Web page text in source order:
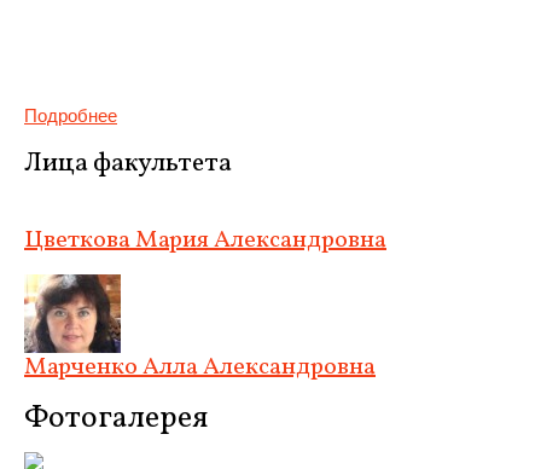
Подробнее
Лица факультета
Цветкова Мария Александровна
Марченко Алла Александровна
Фотогалерея